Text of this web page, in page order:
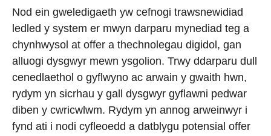
Nod ein gweledigaeth yw cefnogi trawsnewidiad
ledled y system er mwyn darparu mynediad teg a
chynhwysol at offer a thechnolegau digidol, gan
alluogi dysgwyr mewn ysgolion. Trwy ddarparu dull
cenedlaethol o gyflwyno ac arwain y gwaith hwn,
rydym yn sicrhau y gall dysgwyr gyflawni pedwar
diben y cwricwlwm. Rydym yn annog arweinwyr i
fynd ati i nodi cyfleoedd a datblygu potensial offer